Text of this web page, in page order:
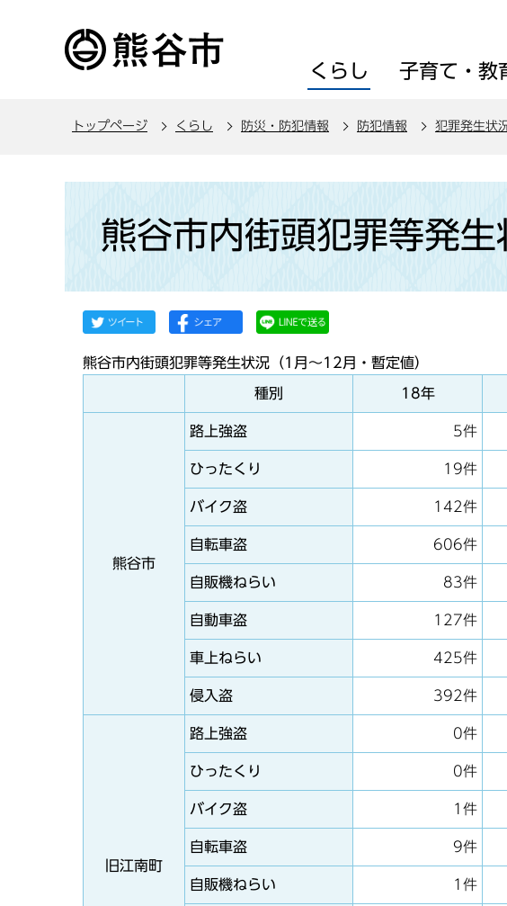
くらし 子育て・教
トップページ くらし 防災・防犯情報 防犯情報 犯罪発生状
か
熊谷市内街頭犯罪等発生
熊谷市内街頭犯罪等発生状況（1月〜12月・暫定値）
種別 18年
熊谷市
路上強盗 5件
ひったくり 19件
バイク盗 142件
自転車盗 606件
自販機ねらい 83件
自動車盗 127件
車上ねらい 425件
侵入盗 392件
旧江南町
路上強盗 0件
ひったくり 0件
バイク盗 1件
自転車盗 9件
自販機ねらい 1件